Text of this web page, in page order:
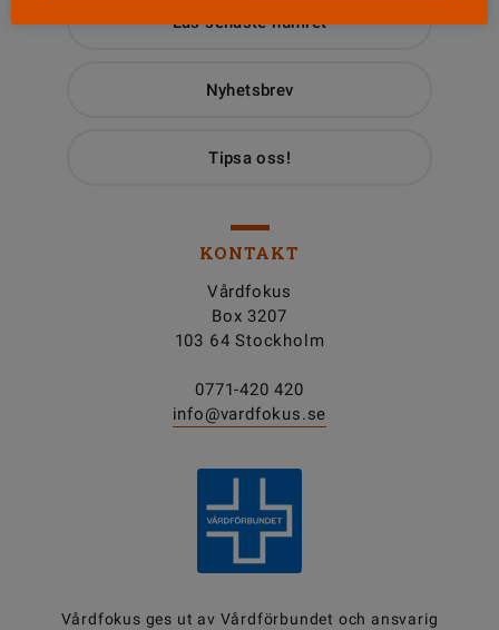
Läs senaste numret
Nyhetsbrev
Tipsa oss!
KONTAKT
Vårdfokus
Box 3207
103 64 Stockholm
0771-420 420
info@vardfokus.se
Vårdfokus ges ut av Vårdförbundet och ansvarig